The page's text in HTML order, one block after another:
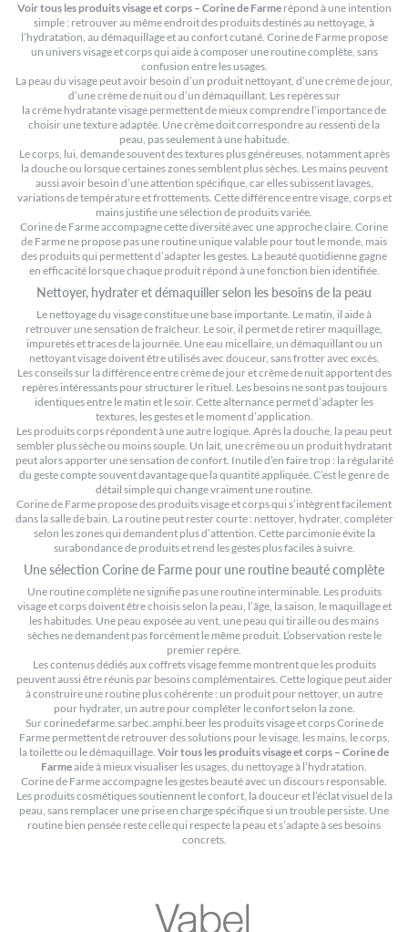
Voir tous les produits visage et corps – Corine de Farmerépond à une intention
simple : retrouver au même endroit des produits destinés au nettoyage, à
l’hydratation, au démaquillage et au confort cutané. Corine de Farme propose
un univers visage et corps qui aide à composer une routine complète, sans
confusion entre les usages.
La peau du visage peut avoir besoin d’un produit nettoyant, d’une crème de jour,
d’une crème de nuit ou d’un démaquillant. Les repères sur
la crème hydratante visage permettent de mieux comprendre l’importance de
choisir une texture adaptée. Une crème doit correspondre au ressenti de la
peau, pas seulement à une habitude.
Le corps, lui, demande souvent des textures plus généreuses, notamment après
la douche ou lorsque certaines zones semblent plus sèches. Les mains peuvent
aussi avoir besoin d’une attention spécifique, car elles subissent lavages,
variations de température et frottements. Cette différence entre visage, corps et
mains justifie une sélection de produits variée.
Corine de Farme accompagne cette diversité avec une approche claire. Corine
de Farme ne propose pas une routine unique valable pour tout le monde, mais
des produits qui permettent d’adapter les gestes. La beauté quotidienne gagne
en efficacité lorsque chaque produit répond à une fonction bien identifiée.
Nettoyer, hydrater et démaquiller selon les besoins de la peau
Le nettoyage du visage constitue une base importante. Le matin, il aide à
retrouver une sensation de fraîcheur. Le soir, il permet de retirer maquillage,
impuretés et traces de la journée. Une eau micellaire, un démaquillant ou un
nettoyant visage doivent être utilisés avec douceur, sans frotter avec excès.
Les conseils sur ladifférence entre crème de jour et crème de nuitapportent des
repères intéressants pour structurer le rituel. Les besoins ne sont pas toujours
identiques entre le matin et le soir. Cette alternance permet d’adapter les
textures, les gestes et le moment d’application.
Les produits corps répondent à une autre logique. Après la douche, la peau peut
sembler plus sèche ou moins souple. Un lait, une crème ou un produit hydratant
peut alors apporter une sensation de confort. Inutile d’en faire trop : la régularité
du geste compte souvent davantage que la quantité appliquée. C’est le genre de
détail simple qui change vraiment une routine.
Corine de Farme propose des produits visage et corps qui s’intègrent facilement
dans la salle de bain. La routine peut rester courte : nettoyer, hydrater, compléter
selon les zones qui demandent plus d’attention. Cette parcimonie évite la
surabondance de produits et rend les gestes plus faciles à suivre.
Une sélection Corine de Farme pour une routine beauté complète
Une routine complète ne signifie pas une routine interminable. Les produits
visage et corps doivent être choisis selon la peau, l’âge, la saison, le maquillage et
les habitudes. Une peau exposée au vent, une peau qui tiraille ou des mains
sèches ne demandent pas forcément le même produit. L’observation reste le
premier repère.
Les contenus dédiés auxcoffrets visage femmemontrent que les produits
peuvent aussi être réunis par besoins complémentaires. Cette logique peut aider
à construire une routine plus cohérente : un produit pour nettoyer, un autre
pour hydrater, un autre pour compléter le confort selon la zone.
Sur corinedefarme.sarbec.amphi.beer les produits visage et corps Corine de
Farme permettent de retrouver des solutions pour le visage, les mains, le corps,
la toilette ou le démaquillage. Voir tous les produits visage et corps – Corine de
Farmeaide à mieux visualiser les usages, du nettoyage à l’hydratation.
Corine de Farme accompagne les gestes beauté avec un discours responsable.
Les produits cosmétiques soutiennent le confort, la douceur et l’éclat visuel de la
peau, sans remplacer une prise en charge spécifique si un trouble persiste. Une
routine bien pensée reste celle qui respecte la peau et s’adapte à ses besoins
concrets.